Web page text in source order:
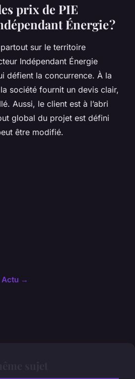
prix de PIE
Énergie ?
sur le territoire
Indépendant Énergie
défient la concurrence. À la
société fournit un devis clair,
Aussi, le client est à l’abri
global du projet est défini
être modifié.
Actu →